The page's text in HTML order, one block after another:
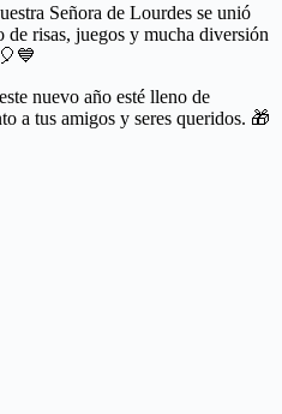
Señora de Lourdes se unió
risas, juegos y mucha diversión
nuevo año esté lleno de
a tus amigos y seres queridos. 🎁